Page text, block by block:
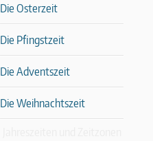
Die Osterzeit
Die Pfingstzeit
Die Adventszeit
Die Weihnachtszeit